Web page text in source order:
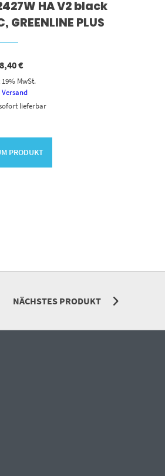
HA V2 black
GREENLINE PLUS
€
MwSt.
Versand
lieferbar
PRODUKT
NÄCHSTES PRODUKT